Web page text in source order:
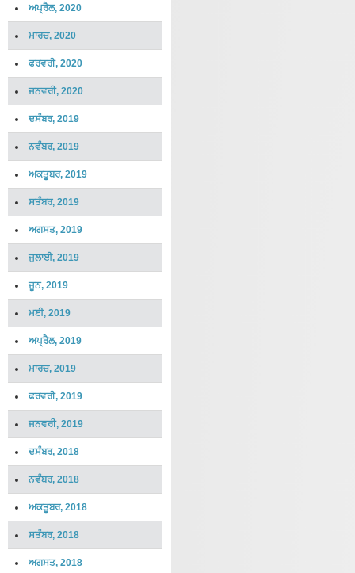
ਅਪ੍ਰੈਲ, 2020
ਮਾਰਚ, 2020
ਫਰਵਰੀ, 2020
ਜਨਵਰੀ, 2020
ਦਸੰਬਰ, 2019
ਨਵੰਬਰ, 2019
ਅਕਤੂਬਰ, 2019
ਸਤੰਬਰ, 2019
ਅਗਸਤ, 2019
ਜੁਲਾਈ, 2019
ਜੂਨ, 2019
ਮਈ, 2019
ਅਪ੍ਰੈਲ, 2019
ਮਾਰਚ, 2019
ਫਰਵਰੀ, 2019
ਜਨਵਰੀ, 2019
ਦਸੰਬਰ, 2018
ਨਵੰਬਰ, 2018
ਅਕਤੂਬਰ, 2018
ਸਤੰਬਰ, 2018
ਅਗਸਤ, 2018